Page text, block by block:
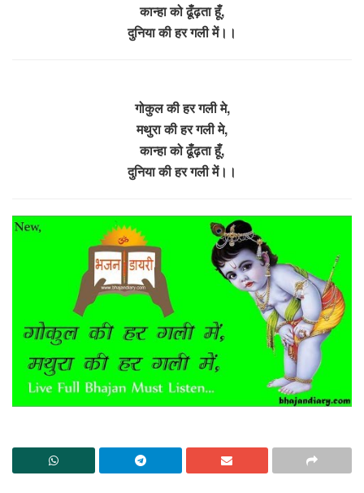
कान्हा को ढूँढ़ता हूँ,
दुनिया की हर गली में।।
गोकुल की हर गली मे,
मथुरा की हर गली मे,
कान्हा को ढूँढ़ता हूँ,
दुनिया की हर गली में।।